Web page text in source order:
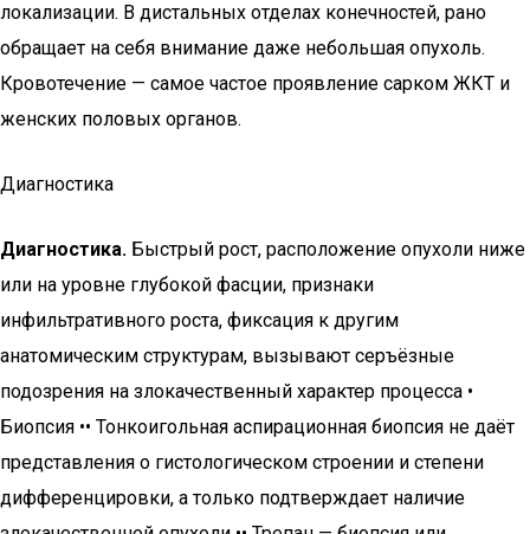
локализации. В дистальных отделах конечностей, рано
обращает на себя внимание даже небольшая опухоль.
Кровотечение — самое частое проявление сарком ЖКТ и
женских половых органов.
Диагностика
Диагностика. Быстрый рост, расположение опухоли ниже
или на уровне глубокой фасции, признаки
инфильтративного роста, фиксация к другим
анатомическим структурам, вызывают серъёзные
подозрения на злокачественный характер процесса •
Биопсия •• Тонкоигольная аспирационная биопсия не даёт
представления о гистологическом строении и степени
дифференцировки, а только подтверждает наличие